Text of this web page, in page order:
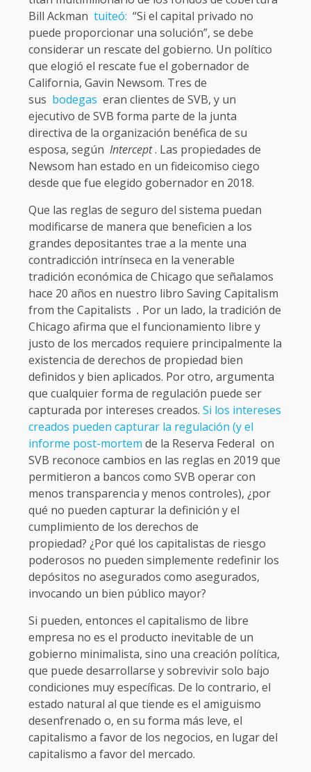
Bill Ackman tuiteó: “Si el capital privado no
puede proporcionar una solución”, se debe
considerar un rescate del gobierno. Un político
que elogió el rescate fue el gobernador de
California, Gavin Newsom. Tres de
sus bodegas eran clientes de SVB, y un
ejecutivo de SVB forma parte de la junta
directiva de la organización benéfica de su
esposa, según Intercept. Las propiedades de
Newsom han estado en un fideicomiso ciego
desde que fue elegido gobernador en 2018.
Que las reglas de seguro del sistema puedan
modificarse de manera que beneficien a los
grandes depositantes trae a la mente una
contradicción intrínseca en la venerable
tradición económica de Chicago que señalamos
hace 20 años en nuestro libro Saving Capitalism
from the Capitalists . Por un lado, la tradición de
Chicago afirma que el funcionamiento libre y
justo de los mercados requiere principalmente la
existencia de derechos de propiedad bien
definidos y bien aplicados. Por otro, argumenta
que cualquier forma de regulación puede ser
capturada por intereses creados. Si los intereses
creados pueden capturar la regulación (y el
informe post-mortem de la Reserva Federal on
SVB reconoce cambios en las reglas en 2019 que
permitieron a bancos como SVB operar con
menos transparencia y menos controles), ¿por
qué no pueden capturar la definición y el
cumplimiento de los derechos de
propiedad? ¿Por qué los capitalistas de riesgo
poderosos no pueden simplemente redefinir los
depósitos no asegurados como asegurados,
invocando un bien público mayor?
Si pueden, entonces el capitalismo de libre
empresa no es el producto inevitable de un
gobierno minimalista, sino una creación política,
que puede desarrollarse y sobrevivir solo bajo
condiciones muy específicas. De lo contrario, el
estado natural al que tiende es el amiguismo
desenfrenado o, en su forma más leve, el
capitalismo a favor de los negocios, en lugar del
capitalismo a favor del mercado.